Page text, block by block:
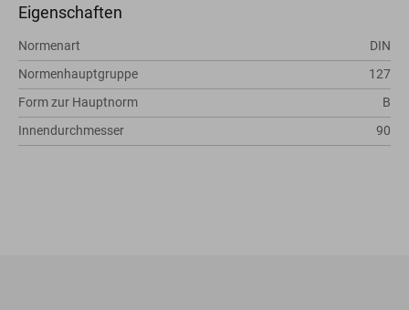
Eigenschaften
Normenart
DIN
Normenhauptgruppe
127
Form zur Hauptnorm
B
Innendurchmesser
90